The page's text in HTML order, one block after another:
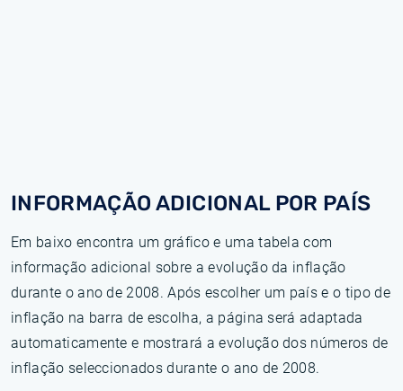
INFORMAÇÃO ADICIONAL POR PAÍS
Em baixo encontra um gráfico e uma tabela com
informação adicional sobre a evolução da inflação
durante o ano de 2008. Após escolher um país e o tipo de
inflação na barra de escolha, a página será adaptada
automaticamente e mostrará a evolução dos números de
inflação seleccionados durante o ano de 2008.